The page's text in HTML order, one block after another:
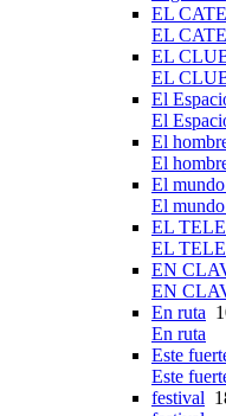
EL
EL
EL
EL
El
El
El
El
El
El
EL
EL
EN
EN
En ruta
En ruta
Este
Este
festival